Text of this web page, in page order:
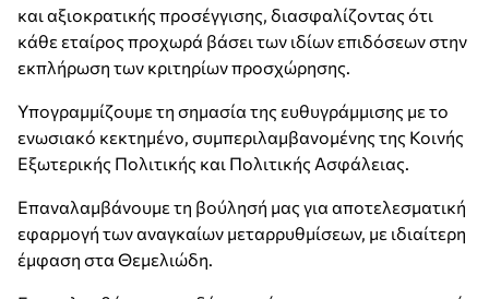
και αξιοκρατικής προσέγγισης, διασφαλίζοντας ότι
κάθε εταίρος προχωρά βάσει των ιδίων επιδόσεων στην
εκπλήρωση των κριτηρίων προσχώρησης.
Υπογραμμίζουμε τη σημασία της ευθυγράμμισης με το
ενωσιακό κεκτημένο, συμπεριλαμβανομένης της Κοινής
Εξωτερικής Πολιτικής και Πολιτικής Ασφάλειας.
Επαναλαμβάνουμε τη βούλησή μας για αποτελεσματική
εφαρμογή των αναγκαίων μεταρρυθμίσεων, με ιδιαίτερη
έμφαση στα Θεμελιώδη.